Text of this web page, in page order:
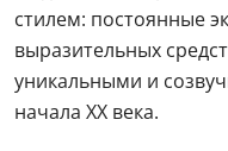
стилем: постоянные
выразительных
уникальными и
начала XX века.